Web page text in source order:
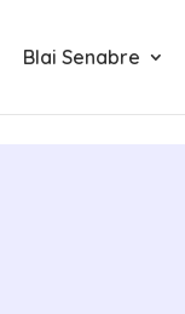
Blai Senabre